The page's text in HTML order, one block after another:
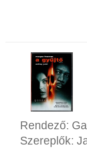
Rendező:
Szereplők: